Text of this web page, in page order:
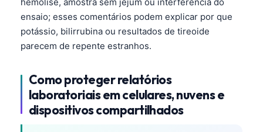
ensaio; esses comentários podem explicar por que
potássio, bilirrubina ou resultados de tireoide
parecem de repente estranhos.
Como proteger relatórios
laboratoriais em celulares, nuvens e
dispositivos compartilhados